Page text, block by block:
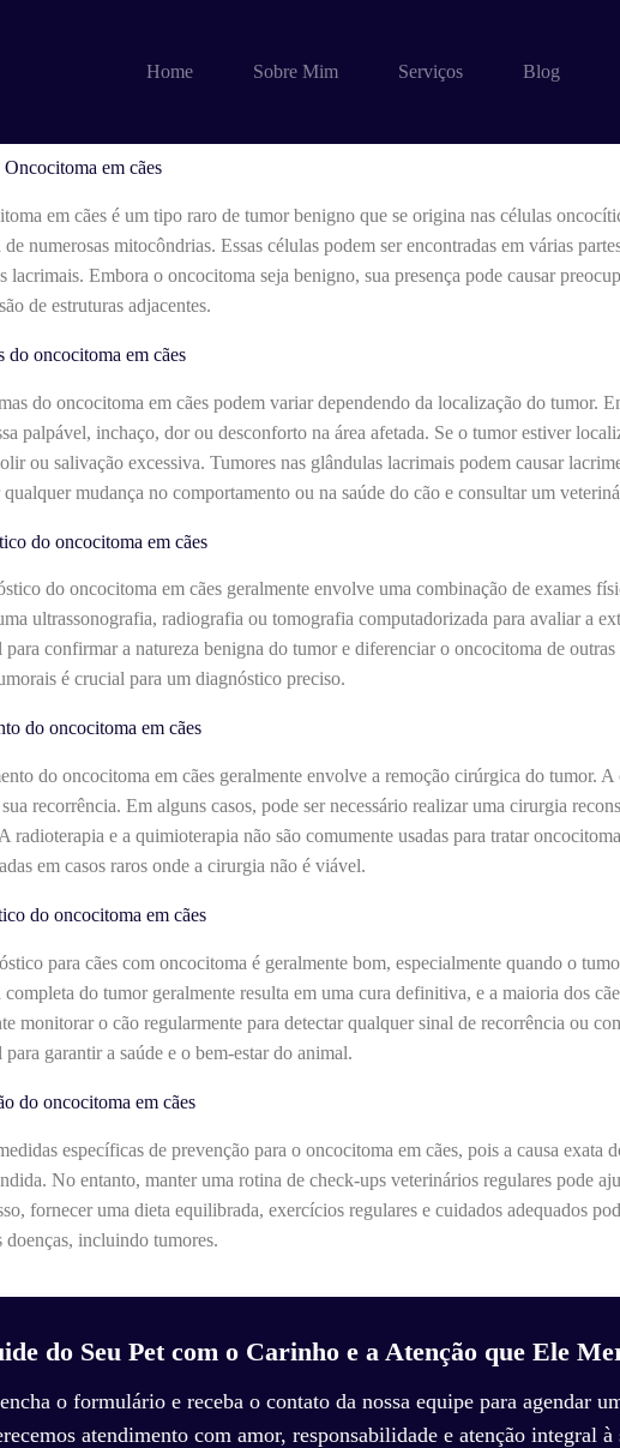
Home Sobre Mim Serviços Blog
é: Oncocitoma em cães
em cães
em cães é um tipo raro de tumor benigno que se origina nas células
de numerosas mitocôndrias. Essas células podem ser encontradas em várias
lacrimais. Embora o oncocitoma seja benigno, sua presença pode causar
de estruturas adjacentes.
do oncocitoma em cães
do oncocitoma em cães podem variar dependendo da localização do tumor.
palpável, inchaço, dor ou desconforto na área afetada. Se o tumor estiver
ou salivação excessiva. Tumores nas glândulas lacrimais podem causar
qualquer mudança no comportamento ou na saúde do cão e consultar um
do oncocitoma em cães
do oncocitoma em cães geralmente envolve uma combinação de exames
ultrassonografia, radiografia ou tomografia computadorizada para avaliar a
para confirmar a natureza benigna do tumor e diferenciar o oncocitoma de
é crucial para um diagnóstico preciso.
do oncocitoma em cães
do oncocitoma em cães geralmente envolve a remoção cirúrgica do tumor.
recorrência. Em alguns casos, pode ser necessário realizar uma cirurgia
radioterapia e a quimioterapia não são comumente usadas para tratar
em casos raros onde a cirurgia não é viável.
do oncocitoma em cães
para cães com oncocitoma é geralmente bom, especialmente quando o
do tumor geralmente resulta em uma cura definitiva, e a maioria dos
monitorar o cão regularmente para detectar qualquer sinal de recorrência ou
para garantir a saúde e o bem-estar do animal.
do oncocitoma em cães
específicas de prevenção para o oncocitoma em cães, pois a causa exata
No entanto, manter uma rotina de check-ups veterinários regulares pode
fornecer uma dieta equilibrada, exercícios regulares e cuidados adequados
doenças, incluindo tumores.
do Seu Pet com o Carinho e a Atenção que Ele
o formulário e receba o contato da nossa equipe para agendar
atendimento com amor, responsabilidade e atenção integral